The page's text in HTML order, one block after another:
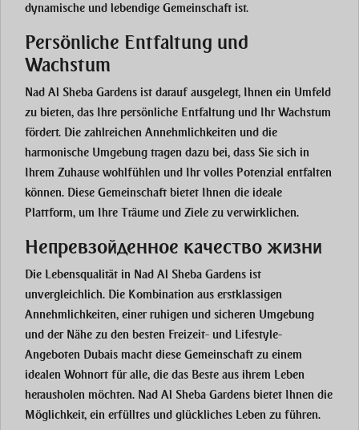
dynamische und lebendige Gemeinschaft ist.
Persönliche Entfaltung und
Wachstum
Nad Al Sheba Gardens ist darauf ausgelegt, Ihnen ein Umfeld
zu bieten, das Ihre persönliche Entfaltung und Ihr Wachstum
fördert. Die zahlreichen Annehmlichkeiten und die
harmonische Umgebung tragen dazu bei, dass Sie sich in
Ihrem Zuhause wohlfühlen und Ihr volles Potenzial entfalten
können. Diese Gemeinschaft bietet Ihnen die ideale
Plattform, um Ihre Träume und Ziele zu verwirklichen.
Непревзойденное качество жизни
Die Lebensqualität in Nad Al Sheba Gardens ist
unvergleichlich. Die Kombination aus erstklassigen
Annehmlichkeiten, einer ruhigen und sicheren Umgebung
und der Nähe zu den besten Freizeit- und Lifestyle-
Angeboten Dubais macht diese Gemeinschaft zu einem
idealen Wohnort für alle, die das Beste aus ihrem Leben
herausholen möchten. Nad Al Sheba Gardens bietet Ihnen die
Möglichkeit, ein erfülltes und glückliches Leben zu führen.